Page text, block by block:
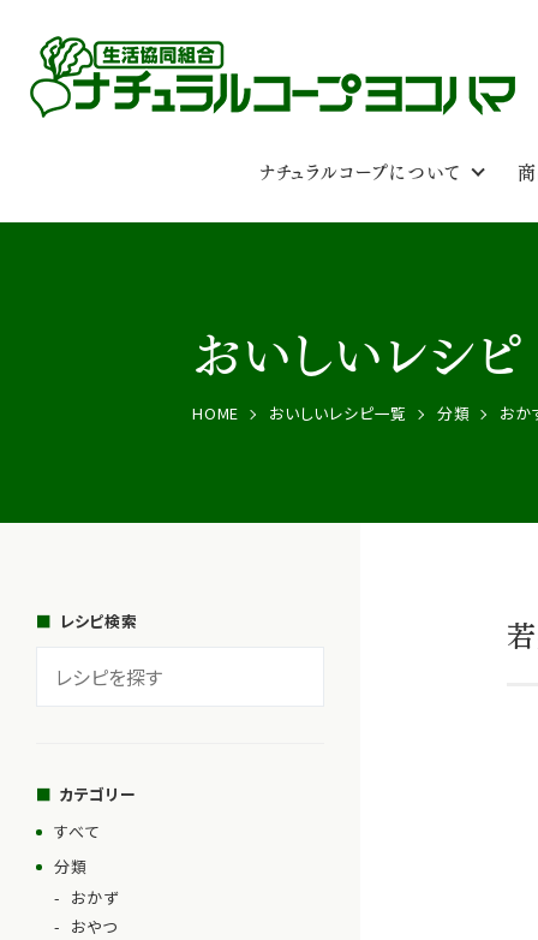
ナチュラルコープについて
おいしいレシピ
HOME おいしいレシピ一覧 分類 おか
レシピ検索
カテゴリー
すべて
分類
おかず
おやつ